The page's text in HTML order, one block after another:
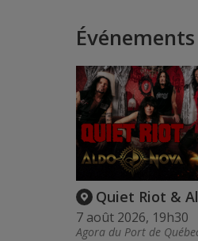
Quiet Riot &
7 août 2026, 19h30
Agora du Port de